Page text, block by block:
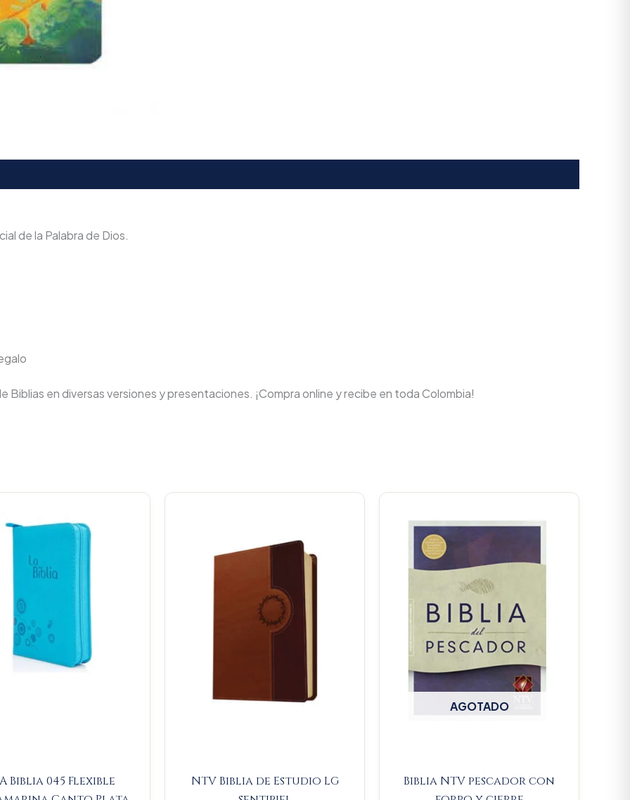
de la Palabra de Dios.
Biblias en diversas versiones y presentaciones. ¡Compra online y recibe en toda Colombia!
Biblia 045 Flexible
was:
$93.000.
NTV Biblia de Estudio LG
AGOTADO
Biblia NTV pescador con